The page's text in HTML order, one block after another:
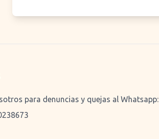
para denuncias y quejas al Whatsapp: